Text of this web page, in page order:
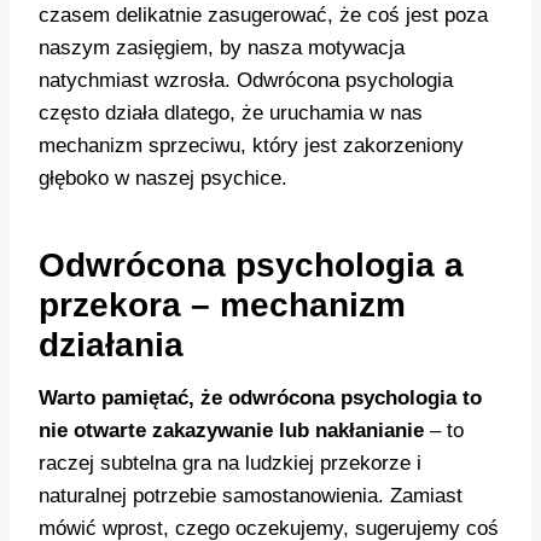
czasem delikatnie zasugerować, że coś jest poza
naszym zasięgiem, by nasza motywacja
natychmiast wzrosła. Odwrócona psychologia
często działa dlatego, że uruchamia w nas
mechanizm sprzeciwu, który jest zakorzeniony
głęboko w naszej psychice.
Odwrócona psychologia a
przekora – mechanizm
działania
Warto pamiętać, że odwrócona psychologia to
nie otwarte zakazywanie lub nakłanianie – to
raczej subtelna gra na ludzkiej przekorze i
naturalnej potrzebie samostanowienia. Zamiast
mówić wprost, czego oczekujemy, sugerujemy coś